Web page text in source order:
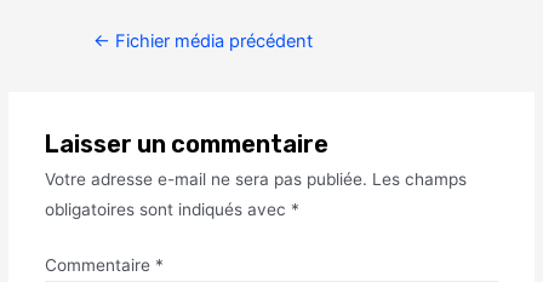
← Fichier média précédent
Laisser un commentaire
Votre adresse e-mail ne sera pas publiée. Les champs
obligatoires sont indiqués avec *
Commentaire *